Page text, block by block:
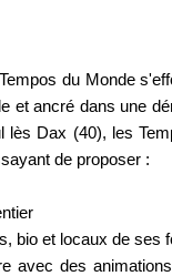
du Monde
et ancré dans une
Dax (40), les
de proposer :
bio et locaux de ses
avec des